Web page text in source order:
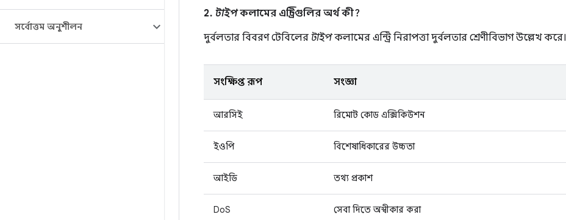
সর্বোত্তম অনুশীলন
2. টাইপকলামের এন্ট্রিগুলির অর্থ কী?
দুর্বলতার বিবরণ টেবিলের টাইপকলামের এন্ট্রি নিরাপত্তা দুর্বলতার শ্রেণীবিভাগ উল্লেখ করে।
সংক্ষিপ্ত রূপ সংজ্ঞা
আরসিই রিমোট কোড এক্সিকিউশন
ইওপি বিশেষাধিকারের উচ্চতা
আইডি তথ্য প্রকাশ
DoS সেবা দিতে অস্বীকার করা